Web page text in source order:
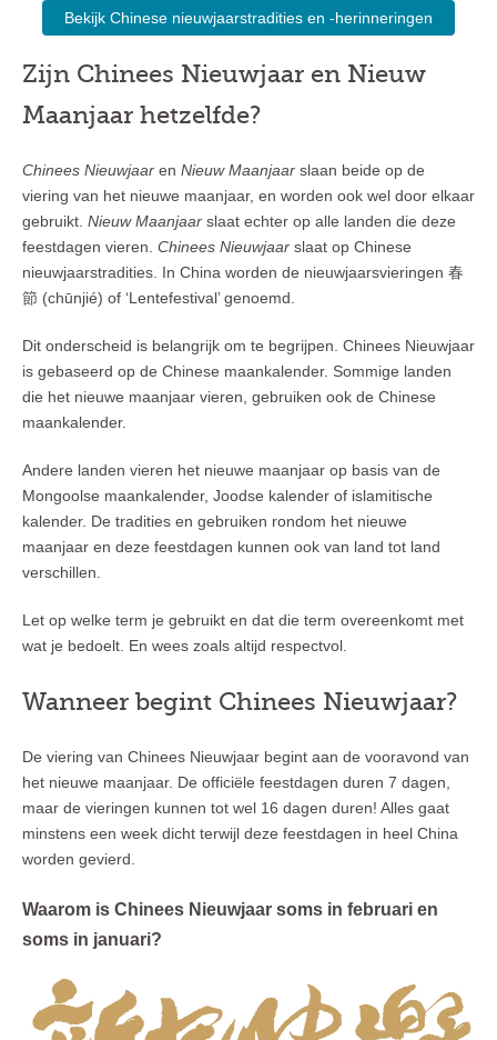
Bekijk Chinese nieuwjaarstradities en -herinneringen
Zijn Chinees Nieuwjaar en Nieuw
Maanjaar hetzelfde?
Chinees Nieuwjaar en Nieuw Maanjaar slaan beide op de
viering van het nieuwe maanjaar, en worden ook wel door elkaar
gebruikt. Nieuw Maanjaar slaat echter op alle landen die deze
feestdagen vieren. Chinees Nieuwjaar slaat op Chinese
nieuwjaarstradities. In China worden de nieuwjaarsvieringen 春
節 (chūnjié) of ‘Lentefestival’ genoemd.
Dit onderscheid is belangrijk om te begrijpen. Chinees Nieuwjaar
is gebaseerd op de Chinese maankalender. Sommige landen
die het nieuwe maanjaar vieren, gebruiken ook de Chinese
maankalender.
Andere landen vieren het nieuwe maanjaar op basis van de
Mongoolse maankalender, Joodse kalender of islamitische
kalender. De tradities en gebruiken rondom het nieuwe
maanjaar en deze feestdagen kunnen ook van land tot land
verschillen.
Let op welke term je gebruikt en dat die term overeenkomt met
wat je bedoelt. En wees zoals altijd respectvol.
Wanneer begint Chinees Nieuwjaar?
De viering van Chinees Nieuwjaar begint aan de vooravond van
het nieuwe maanjaar. De officiële feestdagen duren 7 dagen,
maar de vieringen kunnen tot wel 16 dagen duren! Alles gaat
minstens een week dicht terwijl deze feestdagen in heel China
worden gevierd.
Waarom is Chinees Nieuwjaar soms in februari en
soms in januari?